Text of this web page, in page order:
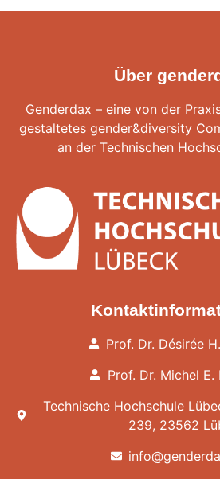
Über
Genderdax – eine von der
gestaltetes gender&diversity
an der Technischen
Prof. Dr. Désirée
Prof. Dr. Michel E.
Technische Hochschule
239, 23562